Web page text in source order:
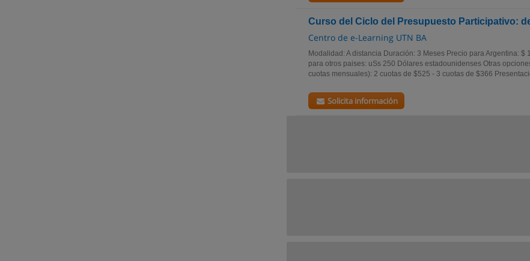
Curso del Ciclo del Presupuesto Participativo:
Centro de e-Learning UTN BA
Modalidad: A distancia Duración: 3 Meses Precio para Argentina: $
para otros paises: uSs 250 Dólares estadounidenses Otras
cuotas mensuales): 2 cuotas de $525 - 3 cuotas de $366
Solicita información